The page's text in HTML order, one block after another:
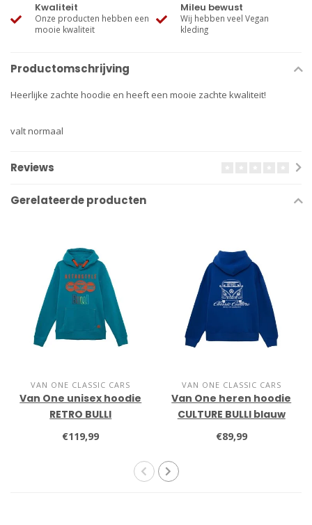
Kwaliteit
Onze producten hebben een
mooie kwaliteit
Mileu bewust
Wij hebben veel Vegan
kleding
Productomschrijving
Heerlijke zachte hoodie en heeft een mooie zachte kwaliteit!
valt normaal
Reviews
Gerelateerde producten
VAN ONE CLASSIC CARS
Van One unisex hoodie
RETRO BULLI
€119,99
VAN ONE CLASSIC CARS
Van One heren hoodie
CULTURE BULLI blauw
€89,99